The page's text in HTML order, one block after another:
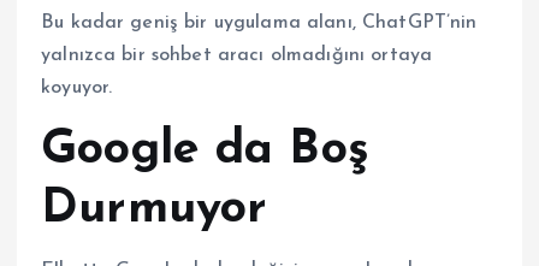
Bu kadar geniş bir uygulama alanı, ChatGPT’nin
yalnızca bir sohbet aracı olmadığını ortaya
koyuyor.
Google da Boş
Durmuyor